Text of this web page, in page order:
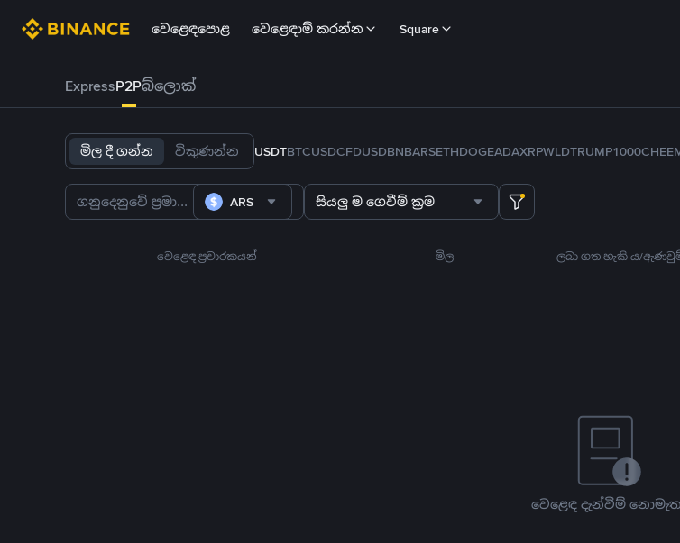
වෙළෙඳපොළ වෙළෙඳාම් කරන්න Square
ExpressP2Pබ්ලොක්
මිල දී ගන්න විකුණන්න USDTBTCUSDCFDUSDBNBARSETHDOGEADAXRPWLDTRUMP
ARS සියලු ම ගෙවීම් ක්‍රම
වෙළෙඳ ප්‍රචාරකයන් මිල ලබා ගත හැකි ය/
වෙළෙඳ දැන්වීම් නොමැත